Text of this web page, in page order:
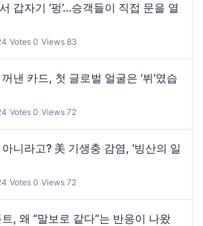
갑자기 ‘펑’…승객들이 직접 문을 열
Votes 0 Views 83
낸 카드, 첫 글로벌 얼굴은 ‘뷔’였습
Votes 0 Views 72
니라고? 美 기생충 감염, ‘빙산의 일
Votes 0 Views 72
, 왜 “말보로 같다”는 반응이 나왔